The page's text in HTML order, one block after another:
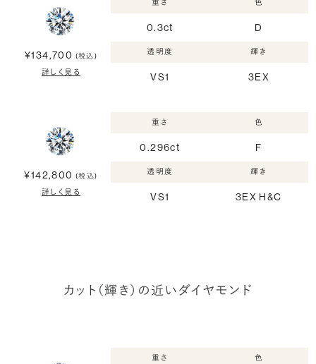
¥134,700 (税込)
詳しく見る
重さ
0.3ct
色
D
透明度
VS1
輝き
3EX
¥142,800 (税込)
詳しく見る
重さ
0.296ct
色
F
透明度
VS1
輝き
3EX H&C
カット（輝き）の近いダイヤモンド
重さ 色